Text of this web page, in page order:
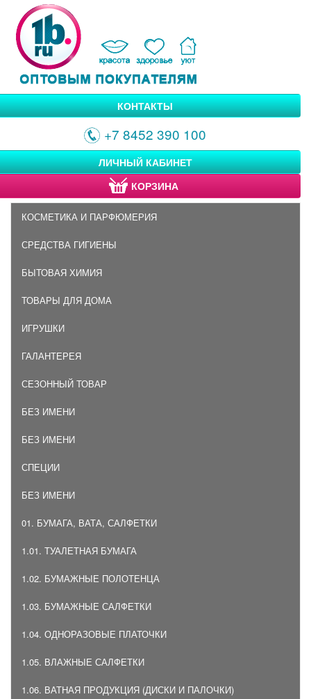
КОНТАКТЫ
+7 8452 390 100
ЛИЧНЫЙ КАБИНЕТ
КОРЗИНА
КОСМЕТИКА И ПАРФЮМЕРИЯ
СРЕДСТВА ГИГИЕНЫ
БЫТОВАЯ ХИМИЯ
ТОВАРЫ ДЛЯ ДОМА
ИГРУШКИ
ГАЛАНТЕРЕЯ
СЕЗОННЫЙ ТОВАР
БЕЗ ИМЕНИ
БЕЗ ИМЕНИ
СПЕЦИИ
БЕЗ ИМЕНИ
01. БУМАГА, ВАТА, САЛФЕТКИ
1.01. ТУАЛЕТНАЯ БУМАГА
1.02. БУМАЖНЫЕ ПОЛОТЕНЦА
1.03. БУМАЖНЫЕ САЛФЕТКИ
1.04. ОДНОРАЗОВЫЕ ПЛАТОЧКИ
1.05. ВЛАЖНЫЕ САЛФЕТКИ
1.06. ВАТНАЯ ПРОДУКЦИЯ (ДИСКИ И ПАЛОЧКИ)